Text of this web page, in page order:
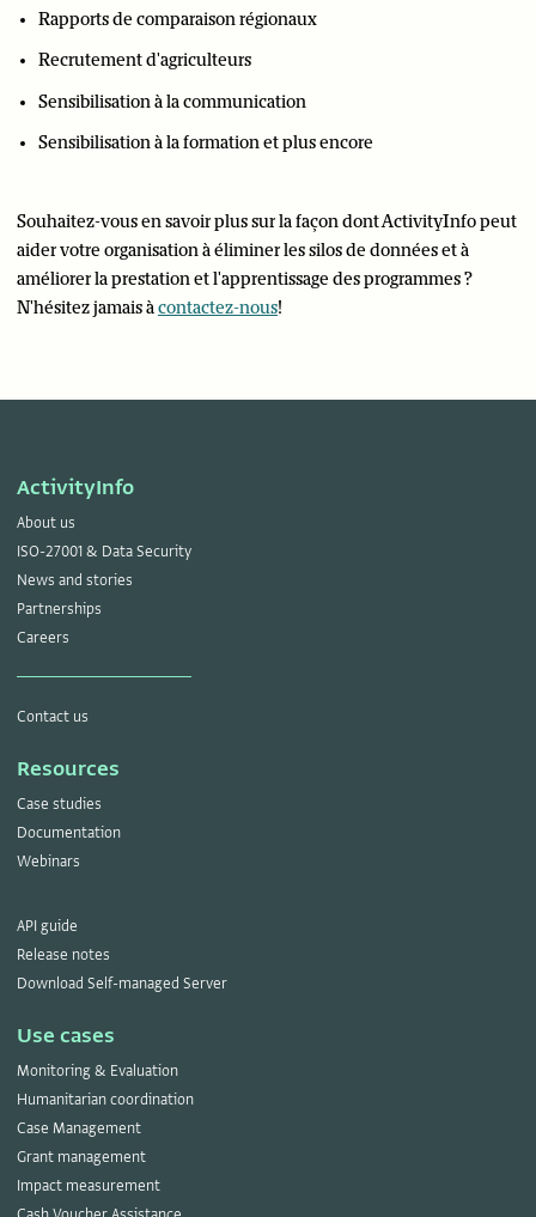
Rapports de comparaison régionaux
Recrutement d'agriculteurs
Sensibilisation à la communication
Sensibilisation à la formation et plus encore
Souhaitez-vous en savoir plus sur la façon dont ActivityInfo peut
aider votre organisation à éliminer les silos de données et à
améliorer la prestation et l'apprentissage des programmes ?
N'hésitez jamais àcontactez-nous!
ActivityInfo
About us
ISO-27001 & Data Security
News and stories
Partnerships
Careers
Contact us
Resources
Case studies
Documentation
Webinars
API guide
Release notes
Download Self-managed Server
Use cases
Monitoring & Evaluation
Humanitarian coordination
Case Management
Grant management
Impact measurement